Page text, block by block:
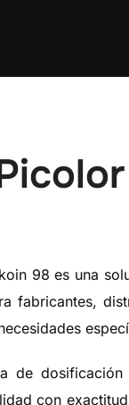
98 es una
fabricantes,
de
con